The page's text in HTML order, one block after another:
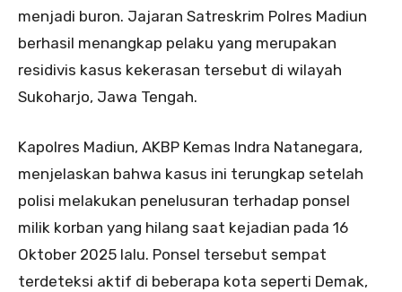
menjadi buron. Jajaran Satreskrim Polres Madiun
berhasil menangkap pelaku yang merupakan
residivis kasus kekerasan tersebut di wilayah
Sukoharjo, Jawa Tengah.
Kapolres Madiun, AKBP Kemas Indra Natanegara,
menjelaskan bahwa kasus ini terungkap setelah
polisi melakukan penelusuran terhadap ponsel
milik korban yang hilang saat kejadian pada 16
Oktober 2025 lalu. Ponsel tersebut sempat
terdeteksi aktif di beberapa kota seperti Demak,